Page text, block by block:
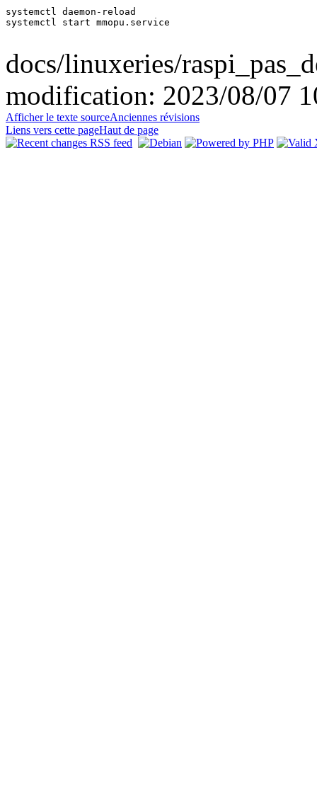
systemctl daemon-reload
systemctl start mmopu.service
docs/linuxeries/
modification: 2023/08/07
Afficher le texte sourceAnciennes révisions
Liens vers cette pageHaut de page